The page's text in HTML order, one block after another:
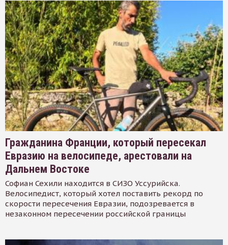
Гражданина Франции, который пересекал
Евразию на велосипеде, арестовали на
Дальнем Востоке
Софиан Сехили находится в СИЗО Уссурийска.
Велосипедист, который хотел поставить рекорд по
скорости пересечения Евразии, подозревается в
незаконном пересечении российской границы